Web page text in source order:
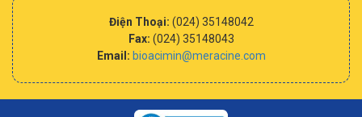
Điện Thoại: (024) 35148042
Fax: (024) 35148043
Email: bioacimin@meracine.com